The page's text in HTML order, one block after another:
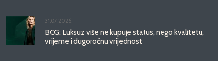
31.07.2026.
BCG: Luksuz više ne kupuje status, nego kvalitetu,
vrijeme i dugoročnu vrijednost